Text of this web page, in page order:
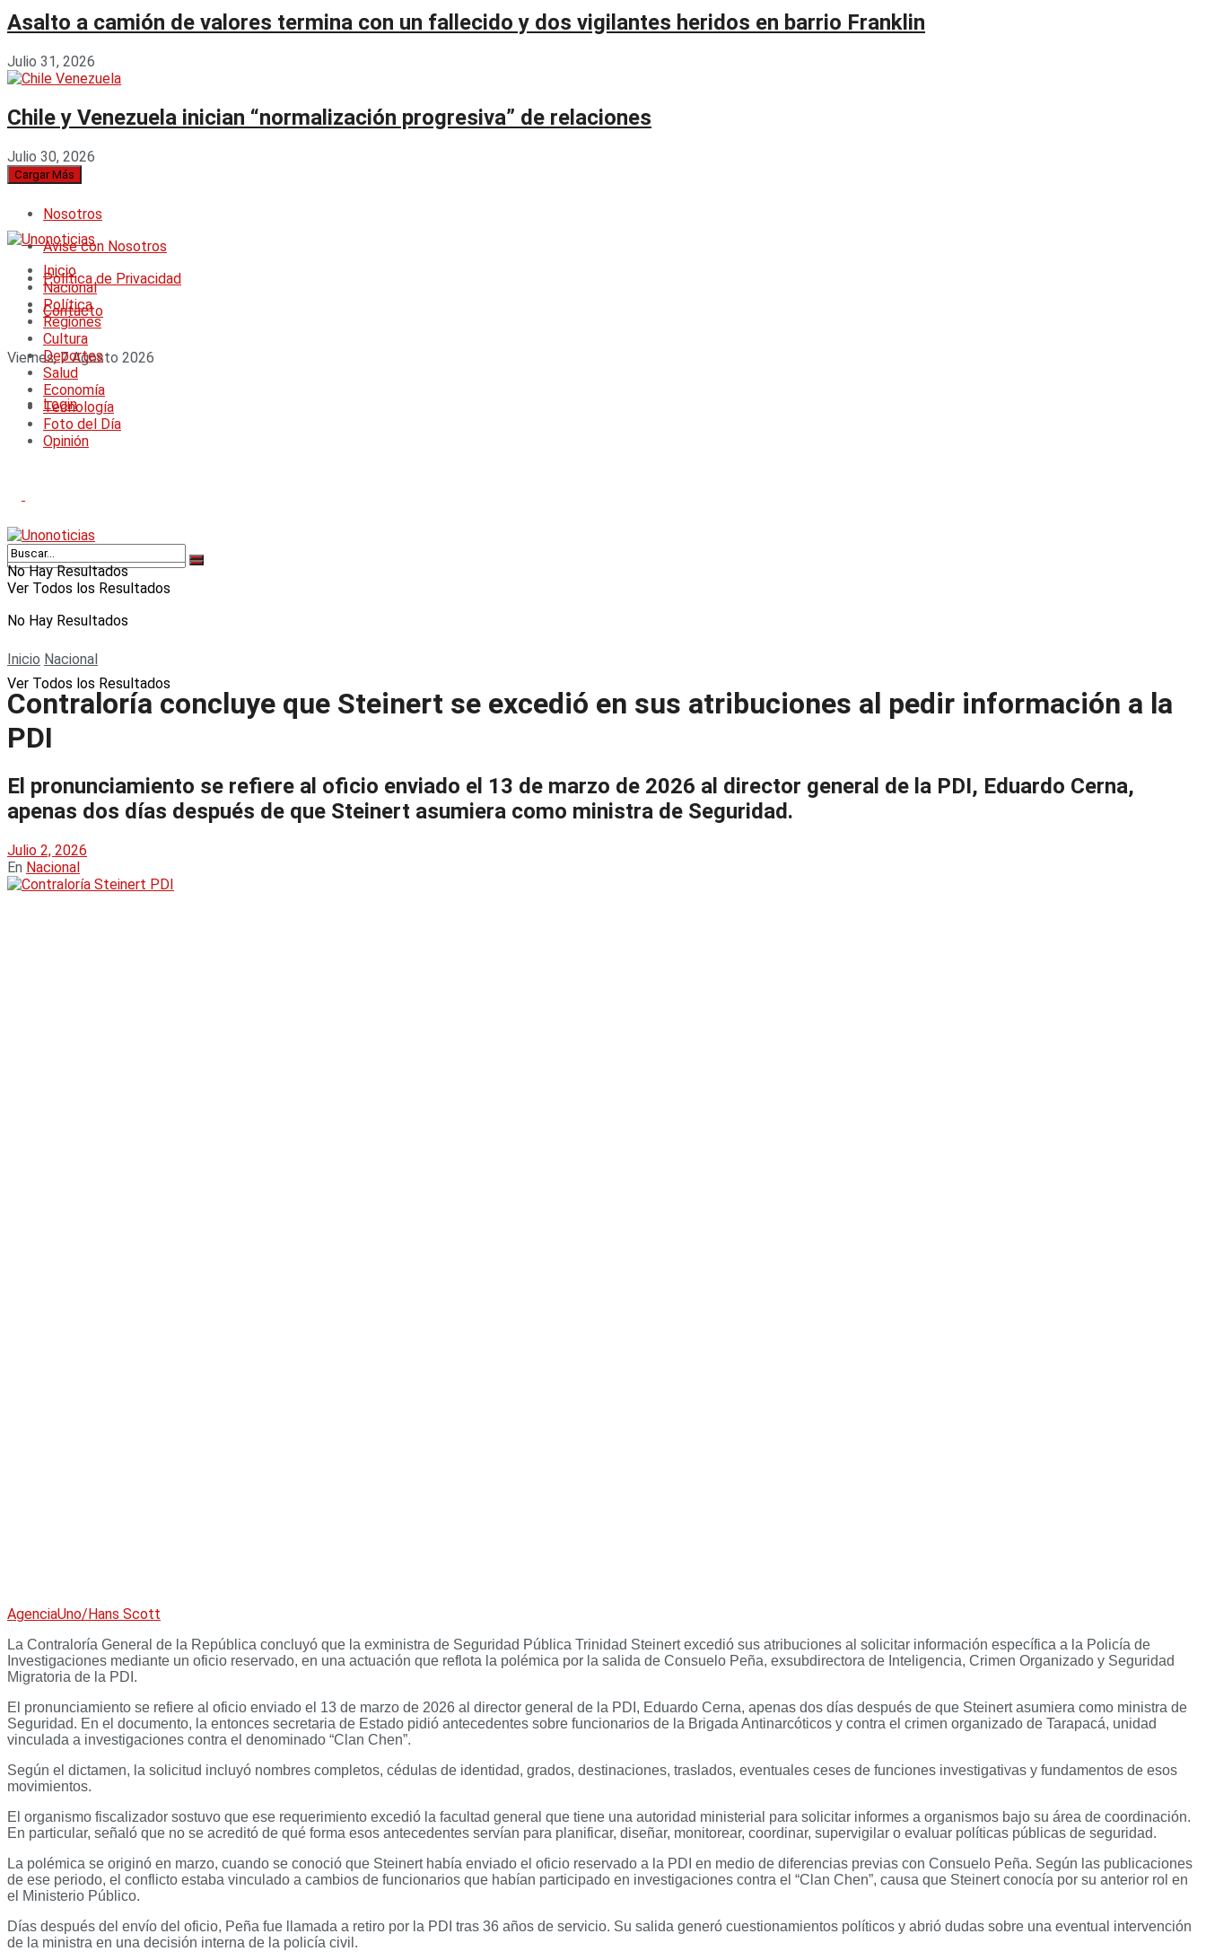
Asalto a camión de valores termina con un fallecido y dos vigilantes heridos en barrio Franklin
Julio 31, 2026
Chile y Venezuela inician “normalización progresiva” de relaciones
Julio 30, 2026
Cargar Más
Nosotros
Avise con Nosotros
Política de Privacidad
Contacto
Viernes, 7 Agosto 2026
Login
Inicio
Nacional
Política
Regiones
Cultura
Deportes
Salud
Economía
Tecnología
Foto del Día
Opinión
No Hay Resultados
Ver Todos los Resultados
No Hay Resultados
Ver Todos los Resultados
Inicio Nacional
Contraloría concluye que Steinert se excedió en sus atribuciones al pedir información a la
PDI
El pronunciamiento se refiere al oficio enviado el 13 de marzo de 2026 al director general de la PDI, Eduardo Cerna,
apenas dos días después de que Steinert asumiera como ministra de Seguridad.
Julio 2, 2026
En Nacional
AgenciaUno/Hans Scott
La Contraloría General de la República concluyó que la exministra de Seguridad Pública Trinidad Steinert excedió sus atribuciones al solicitar información específica a la Policía de
Investigaciones mediante un oficio reservado, en una actuación que reflota la polémica por la salida de Consuelo Peña, exsubdirectora de Inteligencia, Crimen Organizado y Seguridad
Migratoria de la PDI.
El pronunciamiento se refiere al oficio enviado el 13 de marzo de 2026 al director general de la PDI, Eduardo Cerna, apenas dos días después de que Steinert asumiera como ministra de
Seguridad. En el documento, la entonces secretaria de Estado pidió antecedentes sobre funcionarios de la Brigada Antinarcóticos y contra el crimen organizado de Tarapacá, unidad
vinculada a investigaciones contra el denominado “Clan Chen”.
Según el dictamen, la solicitud incluyó nombres completos, cédulas de identidad, grados, destinaciones, traslados, eventuales ceses de funciones investigativas y fundamentos de esos
movimientos.
El organismo fiscalizador sostuvo que ese requerimiento excedió la facultad general que tiene una autoridad ministerial para solicitar informes a organismos bajo su área de coordinación.
En particular, señaló que no se acreditó de qué forma esos antecedentes servían para planificar, diseñar, monitorear, coordinar, supervigilar o evaluar políticas públicas de seguridad.
La polémica se originó en marzo, cuando se conoció que Steinert había enviado el oficio reservado a la PDI en medio de diferencias previas con Consuelo Peña. Según las publicaciones
de ese periodo, el conflicto estaba vinculado a cambios de funcionarios que habían participado en investigaciones contra el “Clan Chen”, causa que Steinert conocía por su anterior rol en
el Ministerio Público.
Días después del envío del oficio, Peña fue llamada a retiro por la PDI tras 36 años de servicio. Su salida generó cuestionamientos políticos y abrió dudas sobre una eventual intervención
de la ministra en una decisión interna de la policía civil.